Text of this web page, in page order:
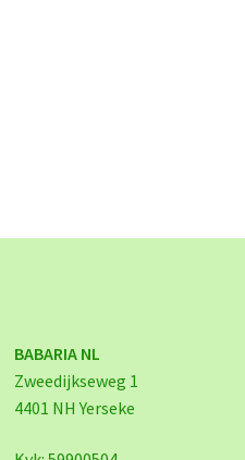
BABARIA NL
Zweedijkseweg 1
4401 NH Yerseke